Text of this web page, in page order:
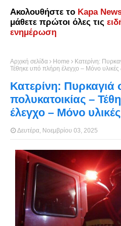
Ακολουθήστε το Kapa
μάθετε πρώτοι όλες τις
ενημέρωση
Αρχική σελίδα Home
Κατερίνη:
Τέθηκε υπό πλήρη έλεγχο – Μόνο υλικές
Κατερίνη: Πυρκαγιά
πολυκατοικίας –
έλεγχο – Μόνο υλικές
Δευτέρα, Νοεμβρίου 03, 2025